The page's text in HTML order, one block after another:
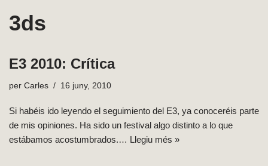
3ds
E3 2010: Crítica
per Carles 16 juny, 2010
Si habéis ido leyendo el seguimiento del E3, ya conoceréis parte
de mis opiniones. Ha sido un festival algo distinto a lo que
estábamos acostumbrados.… Llegiu més »